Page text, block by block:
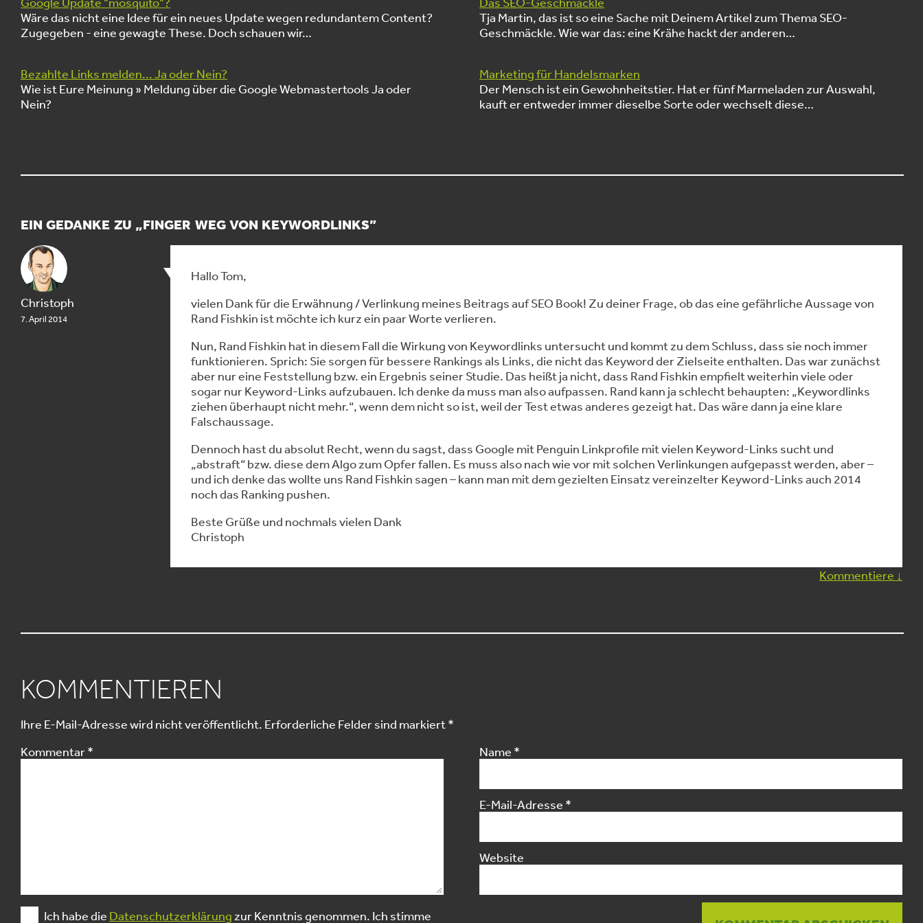
Wäre das nicht eine Idee für ein neues Update wegen redundantem Content?
Zugegeben - eine gewagte These. Doch schauen wir…
Tja Martin, das ist so eine Sache mit Deinem Artikel zum Thema SEO-
Geschmäckle. Wie war das: eine Krähe hackt der anderen…
Bezahlte Links melden... Ja oder Nein?
Wie ist Eure Meinung » Meldung über die Google Webmastertools Ja oder
Nein?
Marketing für Handelsmarken
Der Mensch ist ein Gewohnheitstier. Hat er fünf Marmeladen zur Auswahl,
kauft er entweder immer dieselbe Sorte oder wechselt diese…
EIN GEDANKE ZU „FINGER WEG VON KEYWORDLINKS”
Christoph
7. April 2014
Hallo Tom,
vielen Dank für die Erwähnung / Verlinkung meines Beitrags auf SEO Book! Zu deiner Frage, ob das eine gefährliche Aussage von
Rand Fishkin ist möchte ich kurz ein paar Worte verlieren.
Nun, Rand Fishkin hat in diesem Fall die Wirkung von Keywordlinks untersucht und kommt zu dem Schluss, dass sie noch immer
funktionieren. Sprich: Sie sorgen für bessere Rankings als Links, die nicht das Keyword der Zielseite enthalten. Das war zunächst
aber nur eine Feststellung bzw. ein Ergebnis seiner Studie. Das heißt ja nicht, dass Rand Fishkin empfielt weiterhin viele oder
sogar nur Keyword-Links aufzubauen. Ich denke da muss man also aufpassen. Rand kann ja schlecht behaupten: „Keywordlinks
ziehen überhaupt nicht mehr.“, wenn dem nicht so ist, weil der Test etwas anderes gezeigt hat. Das wäre dann ja eine klare
Falschaussage.
Dennoch hast du absolut Recht, wenn du sagst, dass Google mit Penguin Linkprofile mit vielen Keyword-Links sucht und
„abstraft“ bzw. diese dem Algo zum Opfer fallen. Es muss also nach wie vor mit solchen Verlinkungen aufgepasst werden, aber –
und ich denke das wollte uns Rand Fishkin sagen – kann man mit dem gezielten Einsatz vereinzelter Keyword-Links auch 2014
noch das Ranking pushen.
Beste Grüße und nochmals vielen Dank
Christoph
Kommentiere ↓
KOMMENTIEREN
Ihre E-Mail-Adresse wird nicht veröffentlicht. Erforderliche Felder sind markiert*
Kommentar* Name *
E-Mail-Adresse *
Website
Ich habe die Datenschutzerklärung zur Kenntnis genommen. Ich stimme